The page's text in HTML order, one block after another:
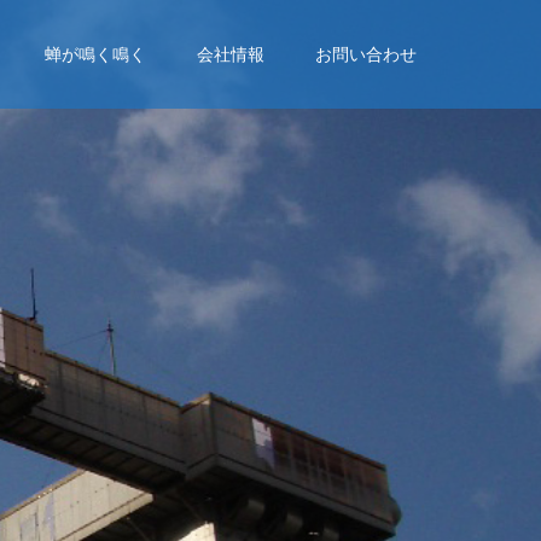
蝉が鳴く鳴く 会社情報 お問い合わせ